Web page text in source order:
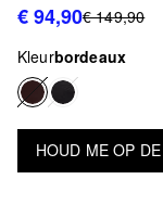
€ 94,90€ 149,90
Kleurbordeaux
HOUD ME OP